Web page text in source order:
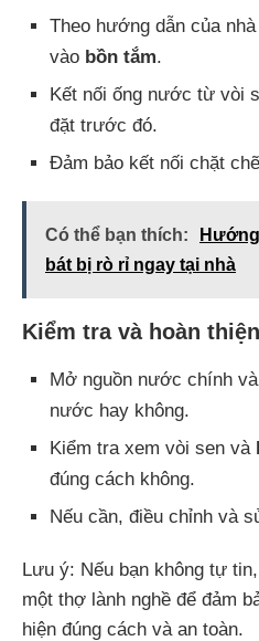
Theo hướng dẫn của
vào bồn tắm.
Kết nối ống nước từ vòi
đặt trước đó.
Đảm bảo kết nối chặt
Có thể bạn thích:
bát bị rò rỉ ngay tại nhà
Kiểm tra và hoàn thiện
Mở nguồn nước chính
nước hay không.
Kiểm tra xem vòi sen và
đúng cách không.
Nếu cần, điều chỉnh và
Lưu ý: Nếu bạn không tự
một thợ lành nghề để đảm
hiện đúng cách và an toàn.